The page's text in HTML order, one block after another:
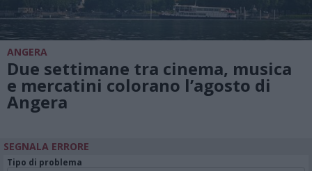
ANGERA
Due settimane tra cinema, musica
e mercatini colorano l’agosto di
Angera
SEGNALA ERRORE
Tipo di problema